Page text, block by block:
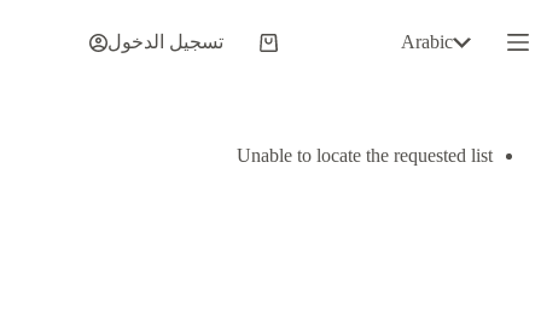
إلى
المحتوى
Arabic
عربة
تسجيل الدخول
Unable to locate the requested list